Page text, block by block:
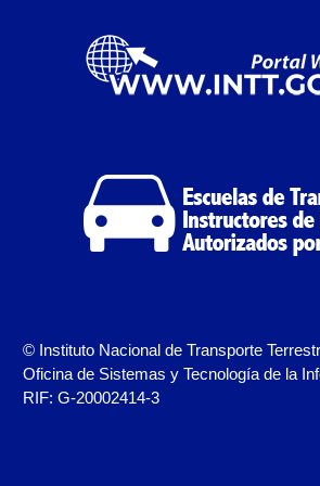
Recaudos y requisitos para
medio publicitario fijo.
para instalación de medio
publicitaria).
Recaudos y requisitos para
renovación de medio publicitario
Noticias
© Instituto Nacional de Transporte
Oficina de Sistemas y Tecnología de la
RIF: G-20002414-3